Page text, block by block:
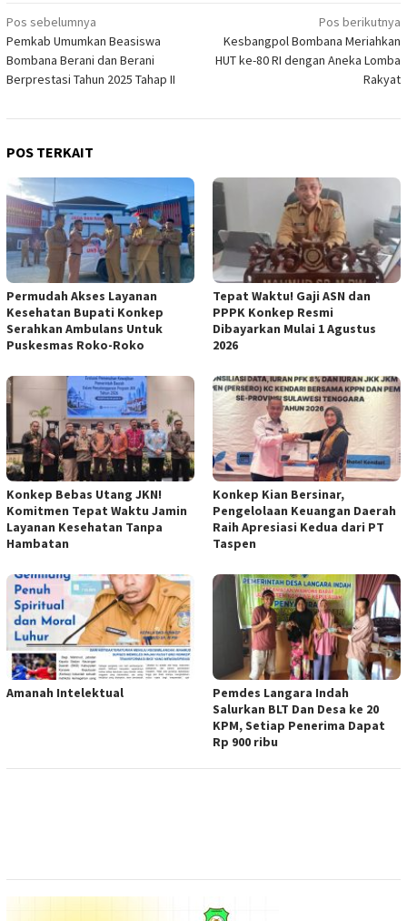
Navigasi
pos
Pos sebelumnya
Pemkab Umumkan Beasiswa
Bombana Berani dan Berani
Berprestasi Tahun 2025 Tahap II
Pos berikutnya
Kesbangpol Bombana Meriahkan
HUT ke-80 RI dengan Aneka Lomba
Rakyat
POS TERKAIT
Permudah Akses Layanan
Kesehatan Bupati Konkep
Serahkan Ambulans Untuk
Puskesmas Roko-Roko
Tepat Waktu! Gaji ASN dan
PPPK Konkep Resmi
Dibayarkan Mulai 1 Agustus
2026
Konkep Bebas Utang JKN!
Komitmen Tepat Waktu Jamin
Layanan Kesehatan Tanpa
Hambatan
Konkep Kian Bersinar,
Pengelolaan Keuangan Daerah
Raih Apresiasi Kedua dari PT
Taspen
Amanah Intelektual
Pemdes Langara Indah
Salurkan BLT Dan Desa ke 20
KPM, Setiap Penerima Dapat
Rp 900 ribu